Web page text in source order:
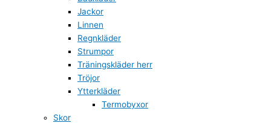
Jackor
Linnen
Regnkläder
Strumpor
Träningskläder herr
Tröjor
Ytterkläder
Termobyxor
Skor